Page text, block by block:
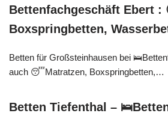
Bettenfachgeschäft Ebert
Boxspringbetten,
Betten für Großsteinhausen bei
auch 😴Matratzen, Boxspringbetten,…
Betten Tiefenthal –